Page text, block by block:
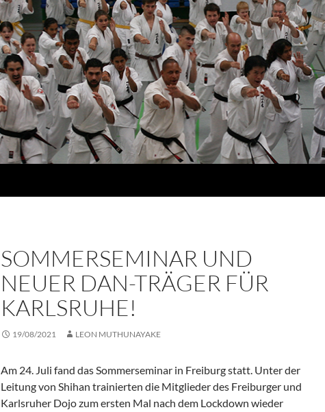
SOMMERSEMINAR UND
NEUER DAN-TRÄGER FÜR
KARLSRUHE!
19/08/2021 LEON MUTHUNAYAKE
Am 24. Juli fand das Sommerseminar in Freiburg statt. Unter der
Leitung von Shihan trainierten die Mitglieder des Freiburger und
Karlsruher Dojo zum ersten Mal nach dem Lockdown wieder